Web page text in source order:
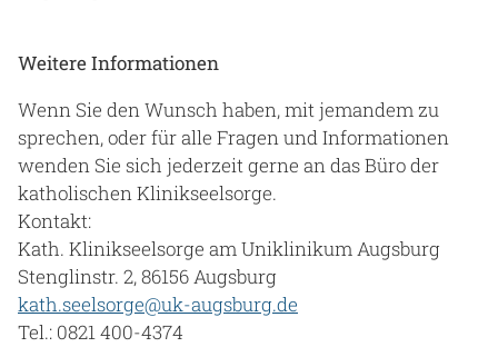
Weitere Informationen
Wenn Sie den Wunsch haben, mit jemandem zu
sprechen, oder für alle Fragen und Informationen
wenden Sie sich jederzeit gerne an das Büro der
katholischen Klinikseelsorge.
Kontakt:
Kath. Klinikseelsorge am Uniklinikum Augsburg
Stenglinstr. 2, 86156 Augsburg
kath.seelsorge@uk-augsburg.de
Tel.: 0821 400-4374